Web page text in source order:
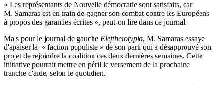
« Les représentants de Nouvelle démocratie sont satisfaits, car
M. Samaras est en train de gagner son combat contre les Européens
à propos des garanties écrites », peut-on lire dans ce journal.
Mais pour le journal de gauche Eleftherotypia, M. Samaras essaye
d'apaiser la « faction populiste » de son parti qui a désapprouvé son
projet de rejoindre la coalition ces deux dernières semaines. Cette
initiative pourrait mettre en péril le versement de la prochaine
tranche d'aide, selon le quotidien.